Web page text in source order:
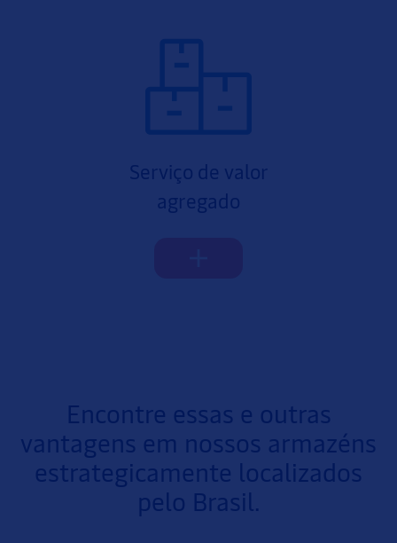
Serviço de valor
agregado
Encontre essas e outras
vantagens em nossos armazéns
estrategicamente localizados
pelo Brasil.